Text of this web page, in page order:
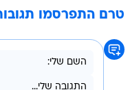
טרם התפרסמו